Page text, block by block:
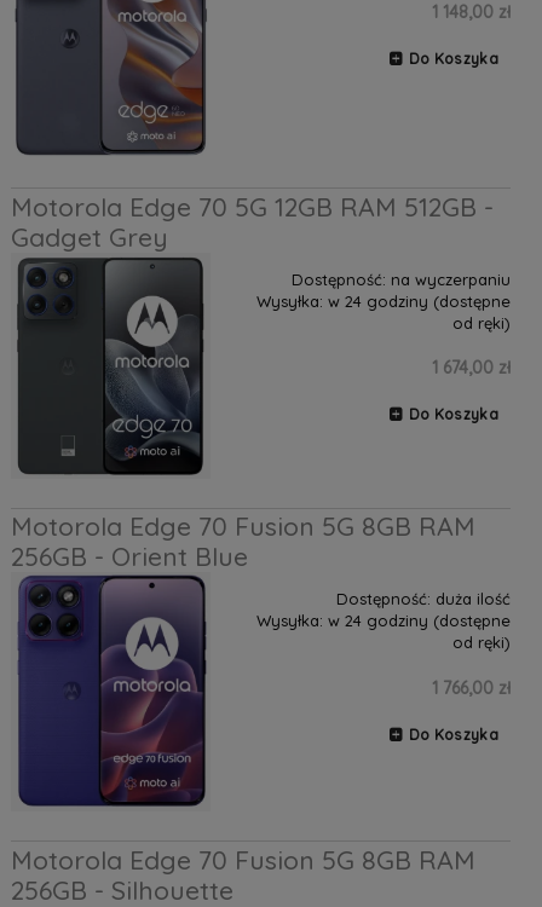
1 148,00 zł
Do Koszyka
Motorola Edge 70 5G 12GB RAM 512GB -
Gadget Grey
Dostępność: na wyczerpaniu
Wysyłka: w 24 godziny (dostępne
od ręki)
1 674,00 zł
Do Koszyka
Motorola Edge 70 Fusion 5G 8GB RAM
256GB - Orient Blue
Dostępność: duża ilość
Wysyłka: w 24 godziny (dostępne
od ręki)
1 766,00 zł
Do Koszyka
Motorola Edge 70 Fusion 5G 8GB RAM
256GB - Silhouette